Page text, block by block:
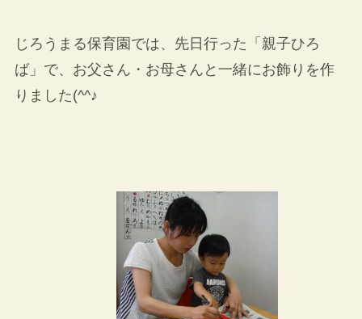
じろうまる保育園では、先日行った「親子ひろ
ば」で、お父さん・お母さんと一緒にお飾りを作
りました(^^♪